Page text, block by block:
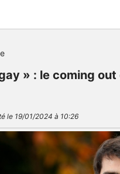
» : le coming
le 19/01/2024 à 10:26